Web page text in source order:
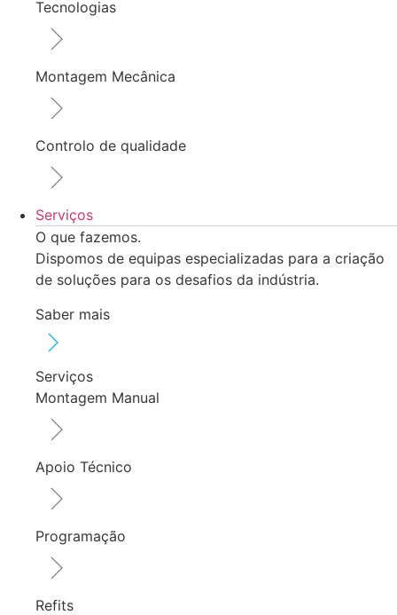
Tecnologias
Montagem Mecânica
Controlo de qualidade
Serviços
O que fazemos.
Dispomos de equipas especializadas para a criação
de soluções para os desafios da indústria.
Saber mais
Serviços
Montagem Manual
Apoio Técnico
Programação
Refits